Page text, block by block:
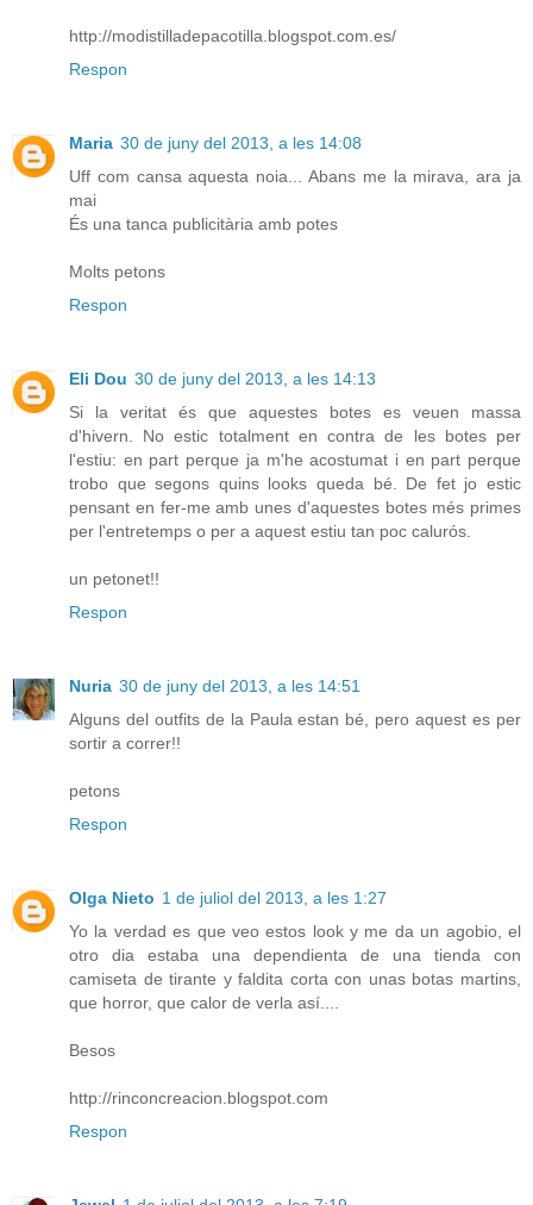
http://modistilladepacotilla.blogspot.com.es/
Respon
Maria 30 de juny del 2013, a les 14:08
Uff com cansa aquesta noia... Abans me la mirava, ara ja
mai
És una tanca publicitària amb potes
Molts petons
Respon
Eli Dou 30 de juny del 2013, a les 14:13
Si la veritat és que aquestes botes es veuen massa
d'hivern. No estic totalment en contra de les botes per
l'estiu: en part perque ja m'he acostumat i en part perque
trobo que segons quins looks queda bé. De fet jo estic
pensant en fer-me amb unes d'aquestes botes més primes
per l'entretemps o per a aquest estiu tan poc calurós.
un petonet!!
Respon
Nuria 30 de juny del 2013, a les 14:51
Alguns del outfits de la Paula estan bé, pero aquest es per
sortir a correr!!
petons
Respon
Olga Nieto 1 de juliol del 2013, a les 1:27
Yo la verdad es que veo estos look y me da un agobio, el
otro dia estaba una dependienta de una tienda con
camiseta de tirante y faldita corta con unas botas martins,
que horror, que calor de verla así....
Besos
http://rinconcreacion.blogspot.com
Respon